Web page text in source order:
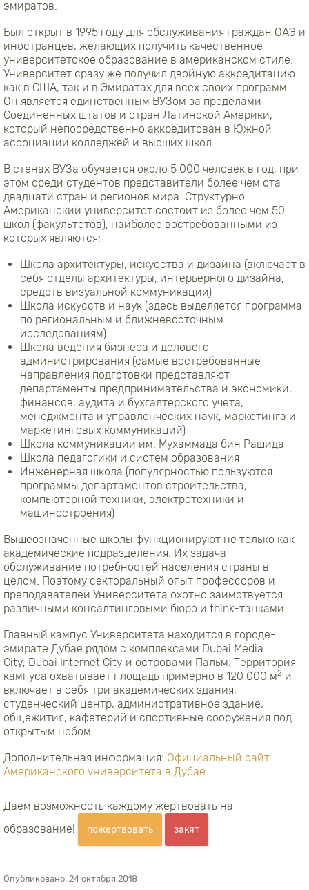
эмиратов.
Был открыт в 1995 году для обслуживания граждан ОАЭ и
иностранцев, желающих получить качественное
университетское образование в американском стиле.
Университет сразу же получил двойную аккредитацию
как в США, так и в Эмиратах для всех своих программ.
Он является единственным ВУЗом за пределами
Соединенных штатов и стран Латинской Америки,
который непосредственно аккредитован в Южной
ассоциации колледжей и высших школ.
В стенах ВУЗа обучается около 5 000 человек в год, при
этом среди студентов представители более чем ста
двадцати стран и регионов мира. Структурно
Американский университет состоит из более чем 50
школ (факультетов), наиболее востребованными из
которых являются:
Школа архитектуры, искусства и дизайна (включает в
себя отделы архитектуры, интерьерного дизайна,
средств визуальной коммуникации)
Школа искусств и наук (здесь выделяется программа
по региональным и ближневосточным
исследованиям)
Школа ведения бизнеса и делового
администрирования (самые востребованные
направления подготовки представляют
департаменты предпринимательства и экономики,
финансов, аудита и бухгалтерского учета,
менеджмента и управленческих наук, маркетинга и
маркетинговых коммуникаций)
Школа коммуникации им. Мухаммада бин Рашида
Школа педагогики и систем образования
Инженерная школа (популярностью пользуются
программы департаментов строительства,
компьютерной техники, электротехники и
машиностроения)
Вышеозначенные школы функционируют не только как
академические подразделения. Их задача –
обслуживание потребностей населения страны в
целом. Поэтому секторальный опыт профессоров и
преподавателей Университета охотно заимствуется
различными консалтинговыми бюро и think-танками.
Главный кампус Университета находится в городе-
эмирате Дубае рядом с комплексами Dubai Media
City, Dubai Internet City и островами Пальм. Территория
кампуса охватывает площадь примерно в 120 000 м2 и
включает в себя три академических здания,
студенческий центр, административное здание,
общежития, кафетерий и спортивные сооружения под
открытым небом.
Дополнительная информация: Официальный сайт
Американского университета в Дубае
Даем возможность каждому жертвовать на
образование!
пожертвовать закят
Опубликовано: 24 октября 2018